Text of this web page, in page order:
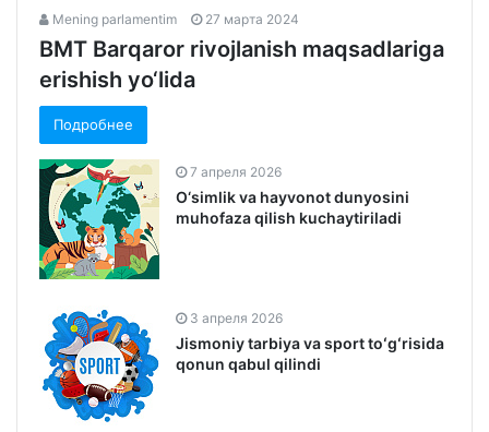
Mening parlamentim 27 марта 2024
BMT Barqaror rivojlanish maqsadlariga
erishish yo‘lida
Подробнее
7 апреля 2026
O‘simlik va hayvonot dunyosini
muhofaza qilish kuchaytiriladi
3 апреля 2026
Jismoniy tarbiya va sport toʻgʻrisida
qonun qabul qilindi